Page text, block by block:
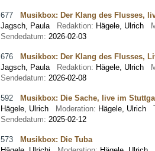
677 Musikbox: Der Klang des Flusses,
Jagsch, Paula
Redaktion: Hägele, Ulrich
Sendedatum: 2026-02-03
676 Musikbox: Der Klang des Flusses,
Jagsch, Paula
Redaktion: Hägele, Ulrich
Sendedatum: 2026-02-08
592 Musikbox: Die Sache, live im
Hägele, Ulrich
Moderation: Hägele, Ulrich
Sendedatum: 2025-02-12
573 Musikbox: Die Tuba